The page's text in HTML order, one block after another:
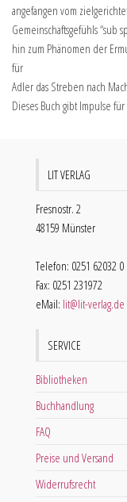
angefangen vom
Gemeinschaftsgefühls “sub
hin zum Phänomen der
für
Adler das Streben nach
Dieses Buch gibt Impulse
LIT VERLAG
Fresnostr. 2
48159 Münster
Telefon: 0251 62032 0
Fax: 0251 231972
eMail: lit@lit-verlag.de
SERVICE
Bibliotheken
Buchhandlung
FAQ
Preise und Versand
Widerrufsrecht